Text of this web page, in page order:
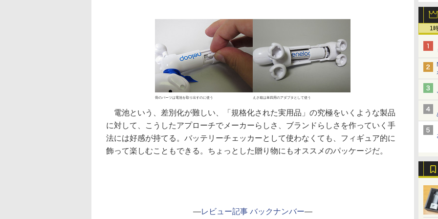
1
骨のパーツは電池を取り出すのに使う えさ箱は単四用のアダプタとして使う
電池という、差別化が難しい、「規格化された実用品」の究極をいくような製品
に対して、こうしたアプローチでメーカーらしさ、ブランドらしさを作っていく手
法には好感が持てる。バッテリーチェッカーとして使わなくても、フィギュア的に
飾って楽しむこともできる。ちょっとした贈り物にもオススメのパッケージだ。
―レビュー記事 バックナンバー―